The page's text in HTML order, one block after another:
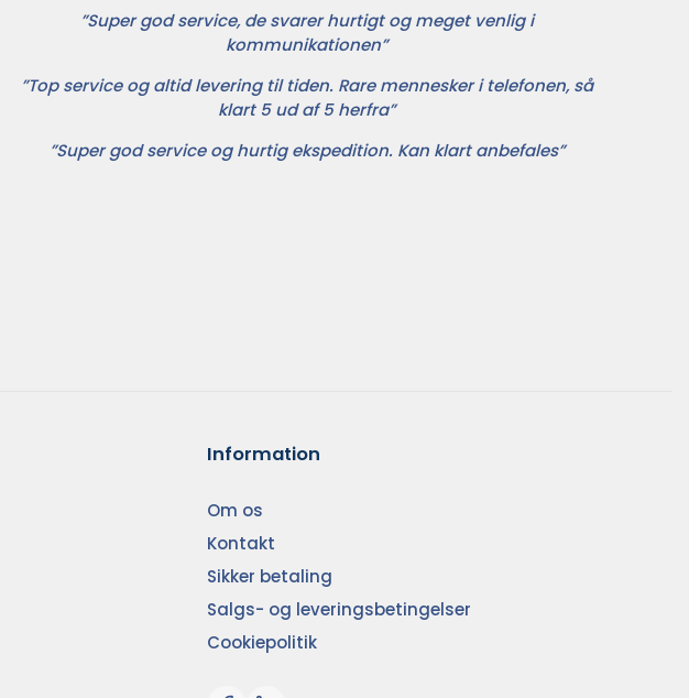
”Super god service, de svarer hurtigt og meget venlig i
kommunikationen”
”Top service og altid levering til tiden. Rare mennesker i telefonen, så
klart 5 ud af 5 herfra”
”Super god service og hurtig ekspedition. Kan klart anbefales”
Information
Om os
Kontakt
Sikker betaling
Salgs- og leveringsbetingelser
Cookiepolitik